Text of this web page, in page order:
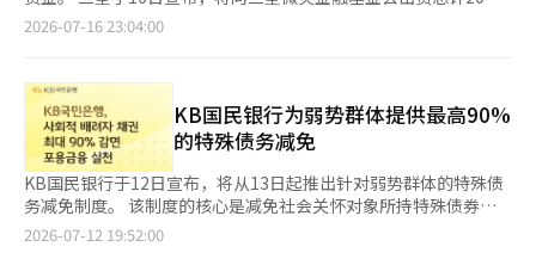
将被纳入考量。预备社会企业指定后转化为劳动部认证的社会企业
的比例并不高。 市政府相关人士表示：“虽然许多企业期待参与
目将减少，导致指定的实际收益降低。”他还提到：“虽然有企业
申请正式的社会企业认证，但在三年的指定期结束后，有些企业并
未申请认证或重新指定，而是直接到期。” 指定后，企业的销售
变化、弱势群体的雇佣维持情况、破产率、正式认证转化率等后续
管理体系也显得不足。相关人士表示：“指定后，销售额、业务困
难情况、弱势群体雇佣现状等数据需由企业自行提交。”并指
出：“获得财政支持项目的企业在资料提供和反馈方面相对积极，
急住宿的希望灯塔综合支持中心将获得600万韩元，而希望梦想中
心和希望综合支持中心则分别获得400万韩元。市政府表示，支持
人士表示：“希望灯塔综合支持中心与其他设施不同，24小时运营
应急住宿，因此需要额外的空调费用支持。”不过，实际预算和物
品将于8月初至中旬分批发放。各机构需确定所需物品及数量后，
进行采购程序，空调费用也需根据电费在下个月结算的结构来调整
支持时点。 市政府相关人士表示：“预计各机构在确定所需物品
后，将于8月初至中旬开始发放，空调费用也计划在类似时间支
持。” 此次灾害救助基金将通过釜山社会福利共同募金会执行。
支持依据为釜山市灾害救助基金条例第3条之2第9项和第12项。这
编辑。
元，其中三星电子出资15亿元，三星人寿、三星财产保险、三星信
亿元”计划的后续措施。 出资款将通过三星微笑金融基金会，用
于支持金融弱势群体和小微企业的运营资金、创业资金及紧急生活
资金。贷款将以无担保、无保证的方式提供，利率将控制在年
4.5%以下。三星预计将有约4万人受益。 此前，三星电子在上个月
的“与国民共庆，三星电子感谢节”中，开展了将部分购买金额以
温暖商品券形式返还的活动。公司预计，原本约40亿元规模的温暖
商品券优惠因客户反响热烈将扩大至两倍以上。 业界普遍认为，
主要企业正在将社会贡献从一次性捐赠转向金融支持和地方经济振
2026-07-16 23:04:00
KB国民银行为弱势群体提供最高90%
的特殊债务减免
KB国民银行于12日宣布，将从13日起推出针对弱势群体的特殊债
务减免制度。 该制度的核心是减免社会关怀对象所持特殊债券本
金的最高90%，以减轻债务负担，支持快速信用恢复和经济活动的
2026-07-12 19:52:00